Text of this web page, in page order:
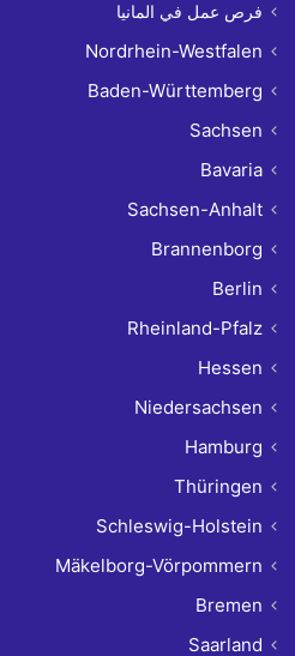
فرص عمل في المانيا
Nordrhein-Westfalen
Baden-Württemberg
Sachsen
Bavaria
Sachsen-Anhalt
Brannenborg
Berlin
Rheinland-Pfalz
Hessen
Niedersachsen
Hamburg
Thüringen
Schleswig-Holstein
Mäkelborg-Vörpommern
Bremen
Saarland